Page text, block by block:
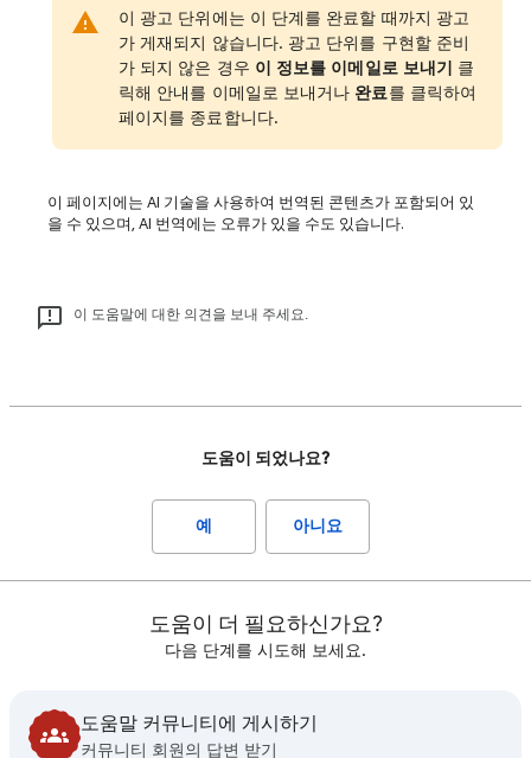
이 광고 단위에는 이 단계를 완료할 때까지 광고
가 게재되지 않습니다. 광고 단위를 구현할 준비
가 되지 않은 경우 이 정보를 이메일로 보내기 클
릭해 안내를 이메일로 보내거나 완료를 클릭하여
페이지를 종료합니다.
이 페이지에는 AI 기술을 사용하여 번역된 콘텐츠가 포함되어 있
을 수 있으며, AI 번역에는 오류가 있을 수도 있습니다.
이 도움말에 대한 의견을 보내 주세요.
도움이 되었나요?
예 아니요
도움이 더 필요하신가요?
다음 단계를 시도해 보세요.
도움말 커뮤니티에 게시하기
커뮤니티 회원의 답변 받기